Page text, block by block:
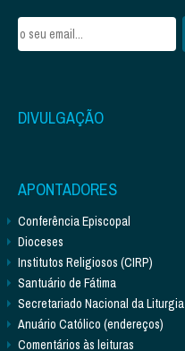
DIVULGAÇÃO
APONTADORES
Conferência Episcopal
Dioceses
Institutos Religiosos (CIRP)
Santuário de Fátima
Secretariado Nacional da Liturgia
Anuário Católico (endereços)
Comentários às leituras